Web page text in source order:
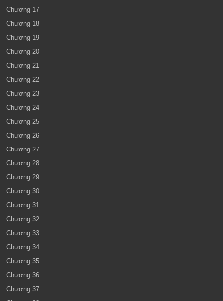
Chương 17
Chương 18
Chương 19
Chương 20
Chương 21
Chương 22
Chương 23
Chương 24
Chương 25
Chương 26
Chương 27
Chương 28
Chương 29
Chương 30
Chương 31
Chương 32
Chương 33
Chương 34
Chương 35
Chương 36
Chương 37